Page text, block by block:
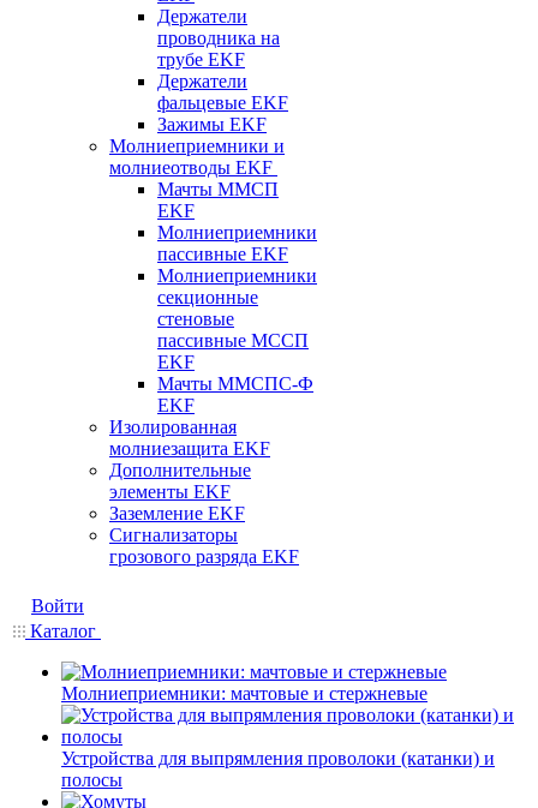
Держатели
проводника на
трубе EKF
Держатели
фальцевые EKF
Зажимы EKF
Молниеприемники и
молниеотводы EKF
Мачты ММСП
EKF
Молниеприемники
пассивные EKF
Молниеприемники
секционные
стеновые
пассивные МССП
EKF
Мачты ММСПС-Ф
EKF
Изолированная
молниезащита EKF
Дополнительные
элементы EKF
Заземление EKF
Сигнализаторы
грозового разряда EKF
Войти
Каталог
Молниеприемники: мачтовые и стержневые
Устройства для выпрямления проволоки (катанки) и
полосы